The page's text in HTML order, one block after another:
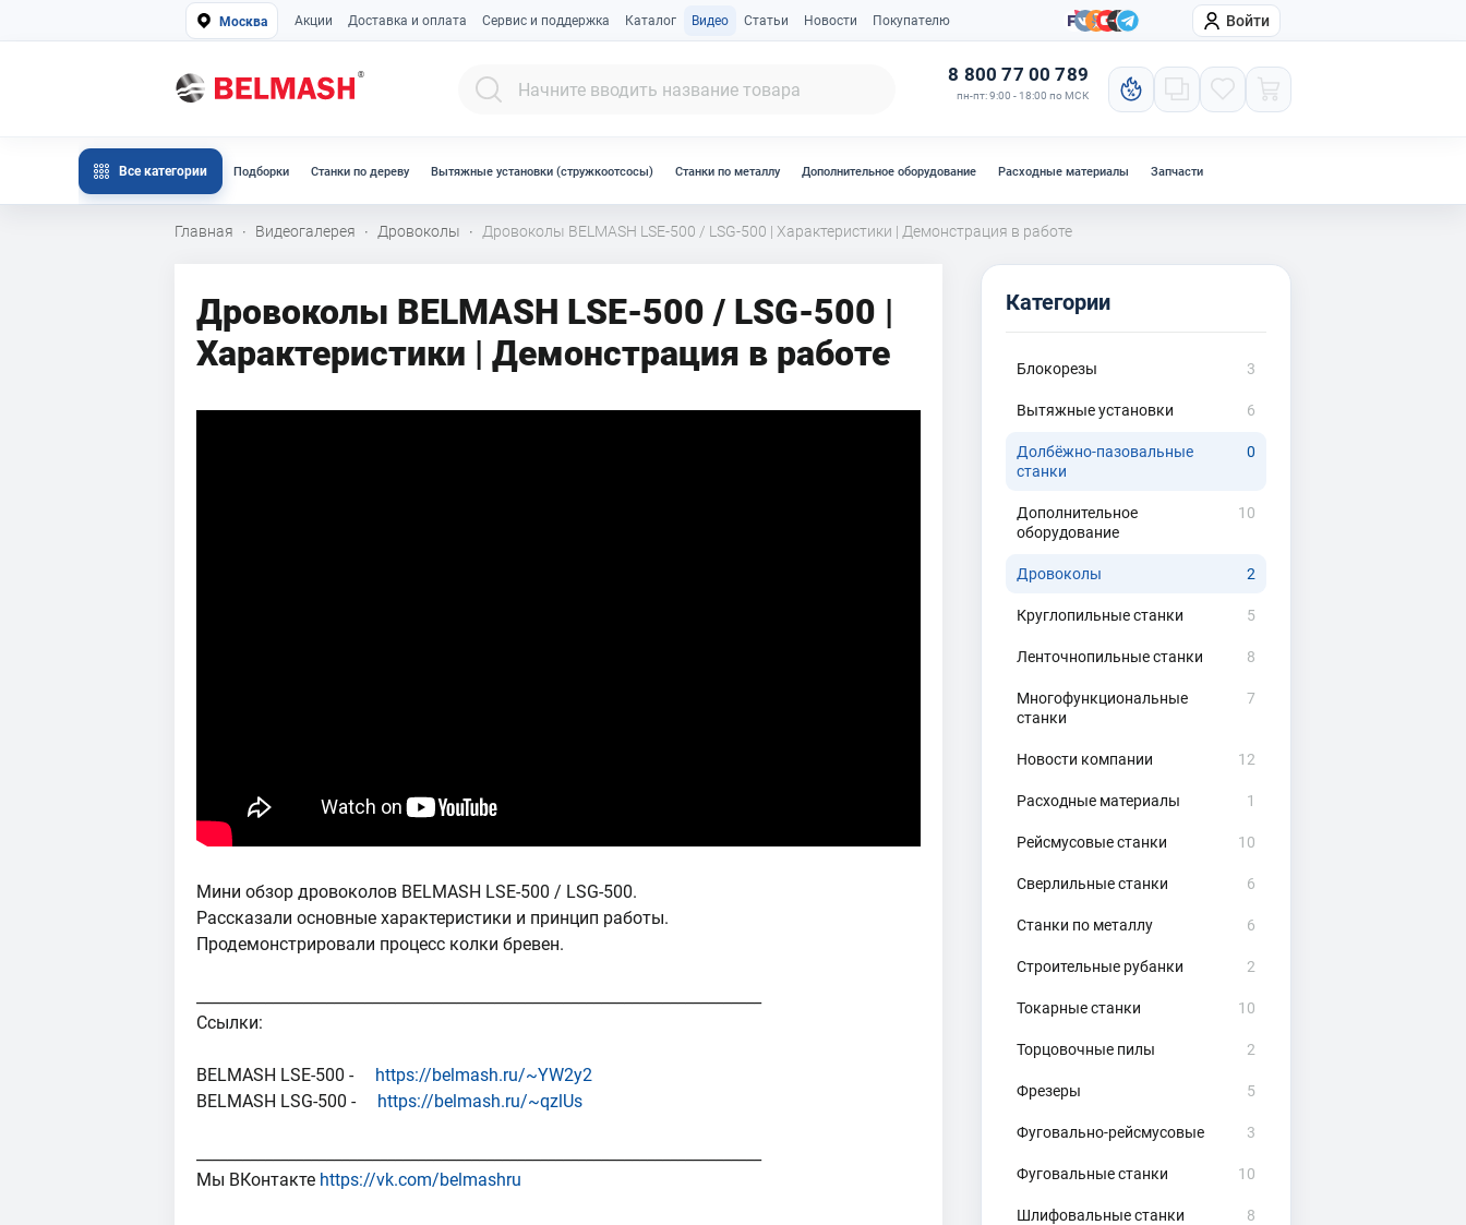
Москва Акции Доставка и оплата Сервис и поддержка Каталог Видео Статьи Новости Покупателю Компания Войти
8 800 77 00 789
пн-пт: 9:00 - 18:00 по МСК
Все категории Подборки Станки по дереву Вытяжные установки (стружкоотсосы) Станки по металлу Дополнительное оборудование Расходные материалы Запчасти
Главная · Видеогалерея · Дровоколы · Дровоколы BELMASH LSE-500 / LSG-500 | Характеристики | Демонстрация в работе
Дровоколы BELMASH LSE-500 / LSG-500 |
Характеристики | Демонстрация в работе
Мини обзор дровоколов BELMASH LSE-500 / LSG-500.
Рассказали основные характеристики и принцип работы.
Продемонстрировали процесс колки бревен.
Ссылки:
BELMASH LSE-500 - https://belmash.ru/~YW2y2
BELMASH LSG-500 - https://belmash.ru/~qzlUs
Мы ВКонтакте https://vk.com/belmashru
Категории
Блокорезы 3
Вытяжные установки 6
Долбёжно-пазовальные
станки
0
Дополнительное
оборудование
10
Дровоколы 2
Круглопильные станки 5
Ленточнопильные станки 8
Многофункциональные
станки
7
Новости компании 12
Расходные материалы 1
Рейсмусовые станки 10
Сверлильные станки 6
Станки по металлу 6
Строительные рубанки 2
Токарные станки 10
Торцовочные пилы 2
Фрезеры 5
Фуговально-рейсмусовые 3
Фуговальные станки 10
Шлифовальные станки 8